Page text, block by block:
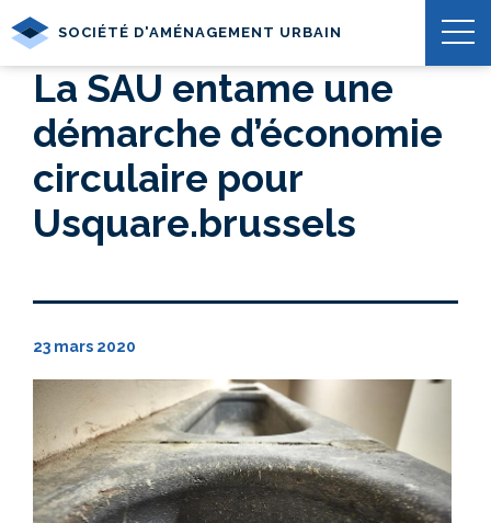
SOCIÉTÉ D'AMÉNAGEMENT URBAIN
La SAU entame une
démarche d’économie
circulaire pour
Usquare.brussels
23 mars 2020